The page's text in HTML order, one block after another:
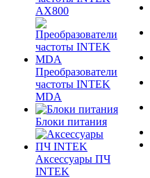
AX800
Преобразователи
частоты INTEK
MDA
Блоки питания
Аксессуары ПЧ
INTEK